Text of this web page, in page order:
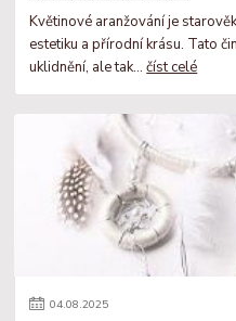
Květinové aranžování je
estetiku a přírodní krásu. Tato
uklidnění, ale tak...číst celé
04.08.2025